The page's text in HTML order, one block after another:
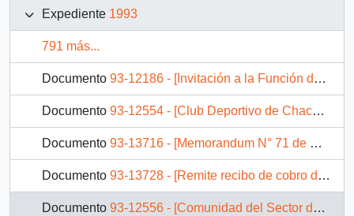
Expediente 1993
791 más...
Documento 93-12186 - [Invitación a la Función de Gala de Los Niños Cantores de Viena]
Documento 93-12554 - [Club Deportivo de Chacao solicita ayuda económica]
Documento 93-13716 - [Memorandum N° 71 de Ministro SEGPRES remite copia de oficio respuesta que se indica]
Documento 93-13728 - [Remite recibo de cobro de Servicio Informativo AIC]
Documento 93-12556 - [Comunidad del Sector de Los Boldos Temuco agradece Títulos de Dominio recibidos para vivienda propia]